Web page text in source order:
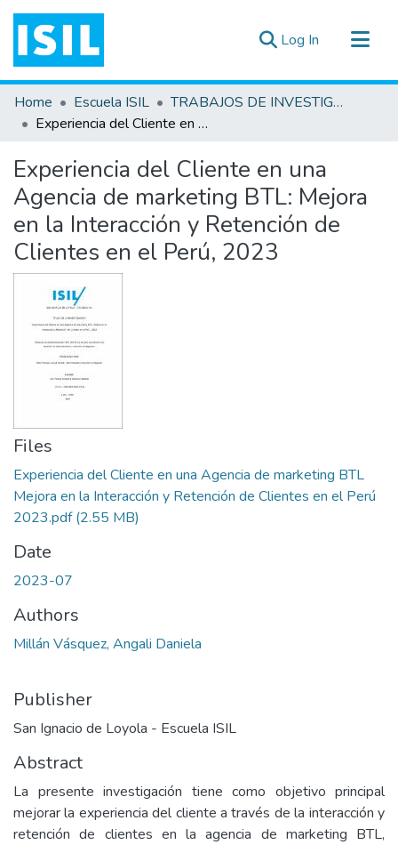
Log In (current)
All of DSpace
Statistics
Documentos ▾
Home Escuela ISIL
TRABAJOS DE INVESTIGACIÓN
Experiencia del Cliente en una Agencia de marketing BTL: Mejora en la Interacción y Retención de Clientes en el Perú, 2023
Experiencia del Cliente en una
Agencia de marketing BTL: Mejora
en la Interacción y Retención de
Clientes en el Perú, 2023
Files
Experiencia del Cliente en una Agencia de marketing BTL
Mejora en la Interacción y Retención de Clientes en el Perú
2023.pdf(2.55 MB)
Date
2023-07
Authors
Millán Vásquez, Angali Daniela
Publisher
San Ignacio de Loyola - Escuela ISIL
Abstract
La presente investigación tiene como objetivo principal
mejorar la experiencia del cliente a través de la interacción y
retención de clientes en la agencia de marketing BTL,